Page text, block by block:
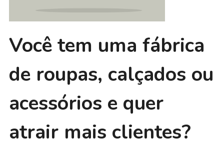
Você tem uma fábrica
de roupas, calçados ou
acessórios e quer
atrair mais clientes?